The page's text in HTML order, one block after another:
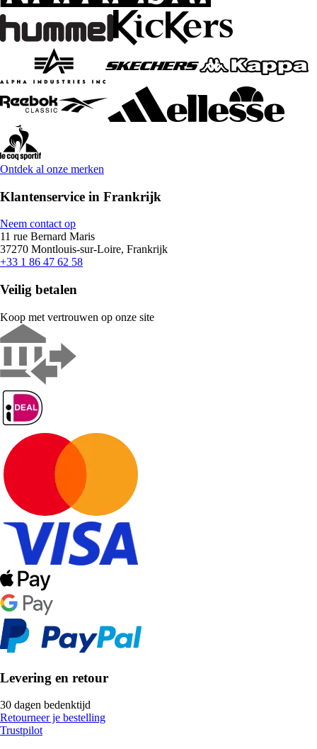
Ontdek al onze merken
Klantenservice in Frankrijk
Neem contact op
11 rue Bernard Maris
37270 Montlouis-sur-Loire, Frankrijk
+33 1 86 47 62 58
Veilig betalen
Koop met vertrouwen op onze site
Levering en retour
30 dagen bedenktijd
Retourneer je bestelling
Trustpilot